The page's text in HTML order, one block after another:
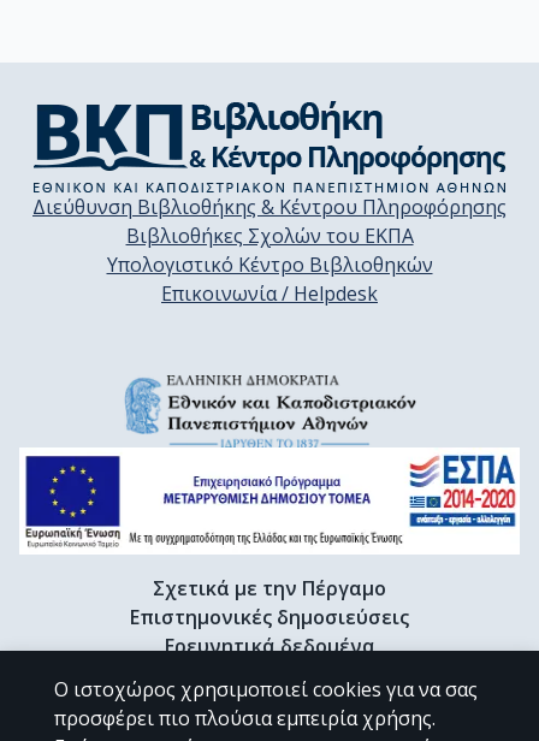
Διεύθυνση Βιβλιοθήκης & Κέντρου Πληροφόρησης
Βιβλιοθήκες Σχολών του ΕΚΠΑ
Υπολογιστικό Κέντρο Βιβλιοθηκών
Επικοινωνία / Helpdesk
Σχετικά με την Πέργαμο
Επιστημονικές δημοσιεύσεις
Ερευνητικά δεδομένα
Διδακτορικές διατριβές & Γκρίζα βιβλιογραφία
Προφίλ Ερευνητή
Ο ιστοχώρος χρησιμοποιεί cookies για να σας
προσφέρει πιο πλούσια εμπειρία χρήσης.